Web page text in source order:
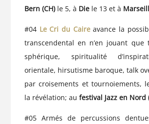
Bern (CH) le 5, à Die le 13 et à
#04 Le Cri du Caireavance la
transcendental en n’en jouant que
sphérique, spiritualité
orientale, hirsutisme baroque, talk
par croisements et tournoiements,
la révélation; au festival Jazz en Nord
#05 Armés de percussions